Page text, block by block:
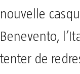
nouvelle
Benevento,
tenter de